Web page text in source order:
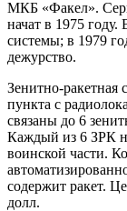
МКБ «Факел».
начат в 1975
системы; в 1979
дежурство.
Зенитно-ракетная
пункта с
связаны до 6
Каждый из 6 ЗРК
воинской части.
содержит ракет.
долл.